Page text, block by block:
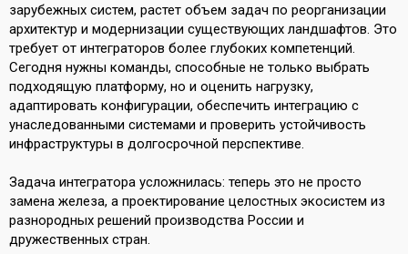
зарубежных систем, растет объем задач по реорганизации
архитектур и модернизации существующих ландшафтов. Это
требует от интеграторов более глубоких компетенций.
Сегодня нужны команды, способные не только выбрать
подходящую платформу, но и оценить нагрузку,
адаптировать конфигурации, обеспечить интеграцию с
унаследованными системами и проверить устойчивость
инфраструктуры в долгосрочной перспективе.
Задача интегратора усложнилась: теперь это не просто
замена железа, а проектирование целостных экосистем из
разнородных решений производства России и
дружественных стран.